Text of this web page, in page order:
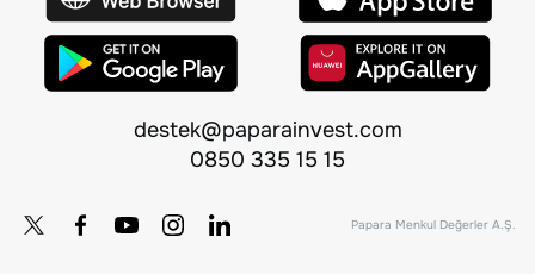
destek@paparainvest.com
0850 335 15 15
Papara Menkul Değerler A.Ş.